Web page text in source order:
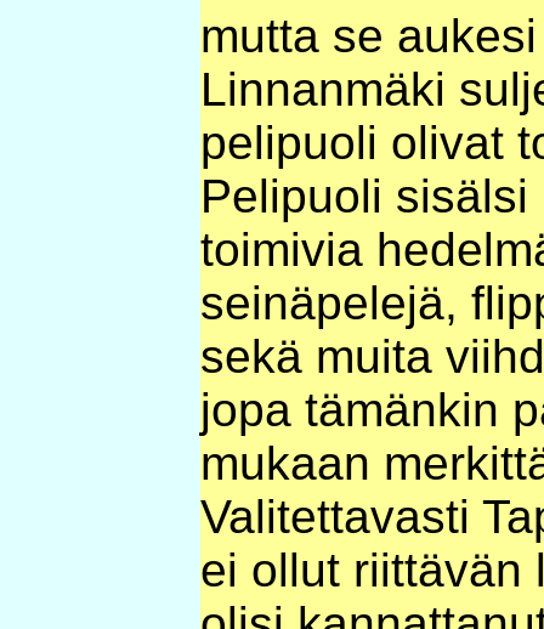
mutta se
Linnanmäki
pelipuoli olivat
Pelipuoli
toimivia
seinäpelejä,
sekä muita
jopa tämänkin
mukaan
Valitettavasti
ei ollut riittävän